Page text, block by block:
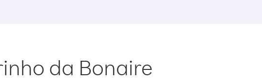
da Bonaire